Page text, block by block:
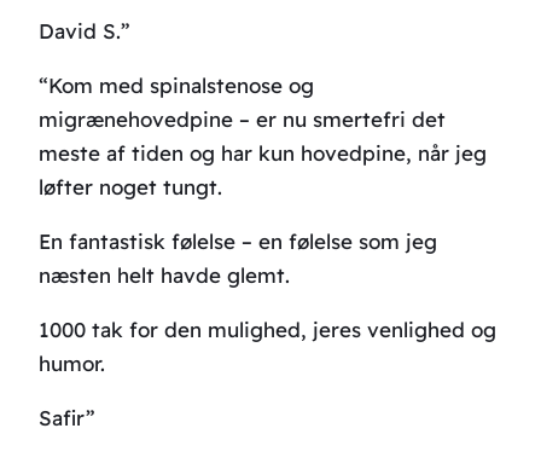
David S.”
“Kom med spinalstenose og
migrænehovedpine – er nu smertefri det
meste af tiden og har kun hovedpine, når jeg
løfter noget tungt.
En fantastisk følelse – en følelse som jeg
næsten helt havde glemt.
1000 tak for den mulighed, jeres venlighed og
humor.
Safir”